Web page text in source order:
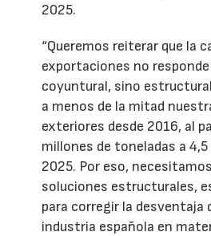
2025.
“Queremos reiterar que la
exportaciones no
coyuntural, sino
a menos de la mitad
exteriores desde 2016, al
millones de toneladas a
2025. Por eso,
soluciones estructurales,
para corregir la desventaja
industria española en